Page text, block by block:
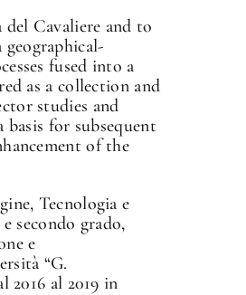
Cavaliere and to
fused into a
as a collection and
studies and
for subsequent
of the
Tecnologia e
secondo grado,
e
“G.
2016 al 2019 in